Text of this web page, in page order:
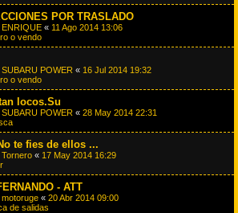
POR TRASLADO
ENRIQUE « 11 Ago 2014 13:06
o vendo
SUBARU POWER « 16 Jul 2014 19:32
o vendo
locos.Su
SUBARU POWER « 28 May 2014 22:31
te fies de ellos ...
Tornero « 17 May 2014 16:29
- ATT
motoruge « 20 Abr 2014 09:00
de salidas